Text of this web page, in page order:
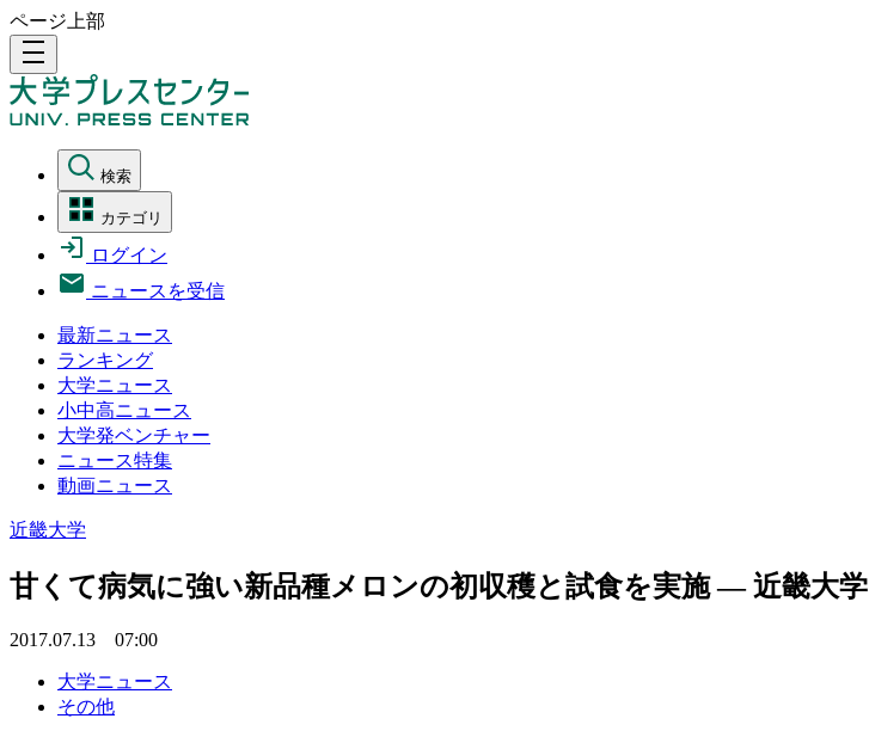
ページ上部
density_medium
検索
カテゴリ
ログイン
ニュースを受信
最新ニュース
ランキング
大学ニュース
小中高ニュース
大学発ベンチャー
ニュース特集
動画ニュース
近畿大学
甘くて病気に強い新品種メロンの初収穫と試食を実施 — 近畿大学
2017.07.13 07:00
大学ニュース
その他